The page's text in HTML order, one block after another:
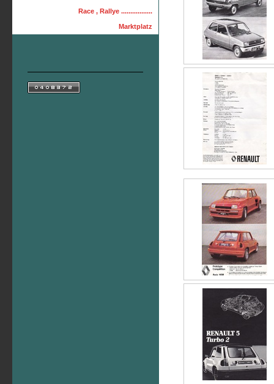
Race , Rallye .................
Marktplatz